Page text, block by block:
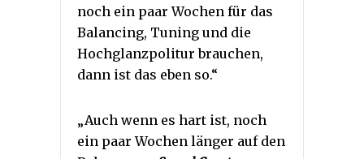
noch ein paar Wochen für das
Balancing, Tuning und die
Hochglanzpolitur brauchen,
dann ist das eben so.“
„Auch wenn es hart ist, noch
ein paar Wochen länger auf den